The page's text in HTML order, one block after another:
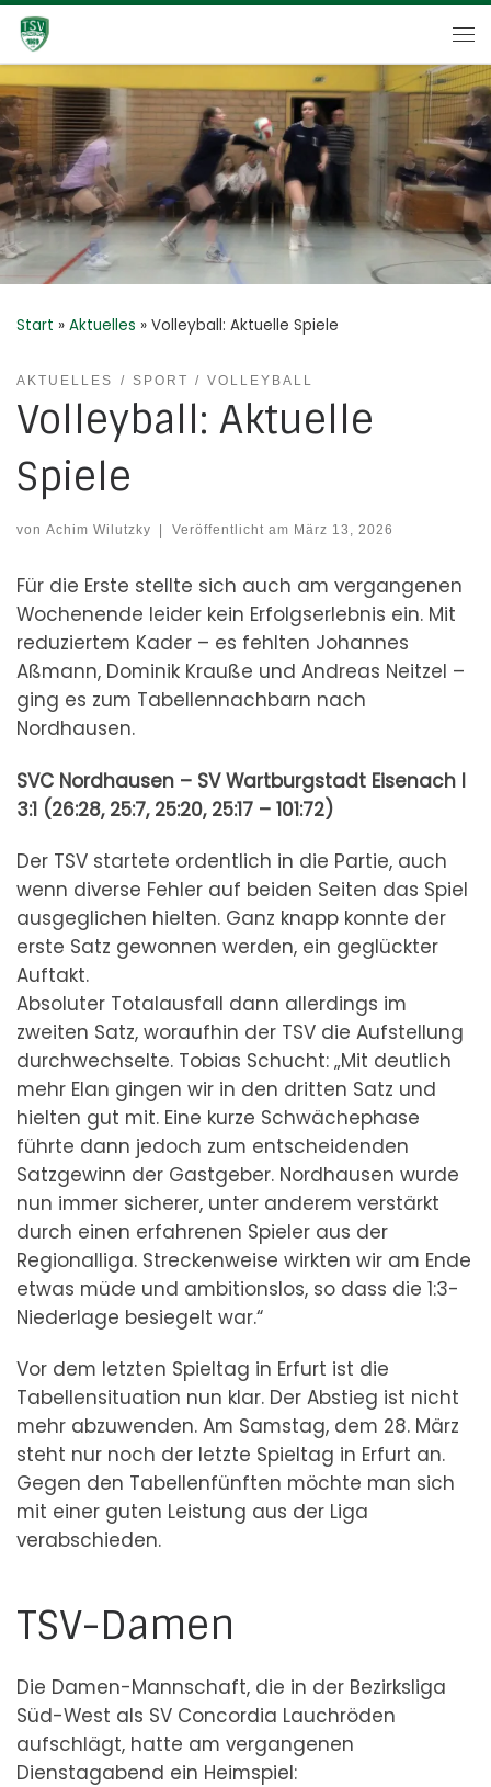
Zum Inhalt springen
Start » Aktuelles » Volleyball: Aktuelle Spiele
AKTUELLES SPORT VOLLEYBALL
Volleyball: Aktuelle
Spiele
von Achim Wilutzky Veröffentlicht am März 13, 2026
Für die Erste stellte sich auch am vergangenen
Wochenende leider kein Erfolgserlebnis ein. Mit
reduziertem Kader – es fehlten Johannes
Aßmann, Dominik Krauße und Andreas Neitzel –
ging es zum Tabellennachbarn nach
Nordhausen.
SVC Nordhausen – SV Wartburgstadt Eisenach I
3:1 (26:28, 25:7, 25:20, 25:17 – 101:72)
Der TSV startete ordentlich in die Partie, auch
wenn diverse Fehler auf beiden Seiten das Spiel
ausgeglichen hielten. Ganz knapp konnte der
erste Satz gewonnen werden, ein geglückter
Auftakt.
Absoluter Totalausfall dann allerdings im
zweiten Satz, woraufhin der TSV die Aufstellung
durchwechselte. Tobias Schucht: „Mit deutlich
mehr Elan gingen wir in den dritten Satz und
hielten gut mit. Eine kurze Schwächephase
führte dann jedoch zum entscheidenden
Satzgewinn der Gastgeber. Nordhausen wurde
nun immer sicherer, unter anderem verstärkt
durch einen erfahrenen Spieler aus der
Regionalliga. Streckenweise wirkten wir am Ende
etwas müde und ambitionslos, so dass die 1:3-
Niederlage besiegelt war.“
Vor dem letzten Spieltag in Erfurt ist die
Tabellensituation nun klar. Der Abstieg ist nicht
mehr abzuwenden. Am Samstag, dem 28. März
steht nur noch der letzte Spieltag in Erfurt an.
Gegen den Tabellenfünften möchte man sich
mit einer guten Leistung aus der Liga
verabschieden.
TSV-Damen
Die Damen-Mannschaft, die in der Bezirksliga
Süd-West als SV Concordia Lauchröden
aufschlägt, hatte am vergangenen
Dienstagabend ein Heimspiel: